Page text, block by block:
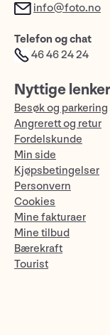
info@foto.no
Telefon og chat
46 46 24 24
Nyttige lenker
Besøk og parkering
Angrerett og retur
Fordelskunde
Min side
Kjøpsbetingelser
Personvern
Cookies
Mine fakturaer
Mine tilbud
Bærekraft
Tourist